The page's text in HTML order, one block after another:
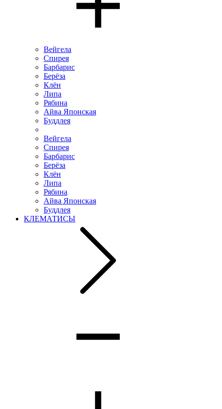
Вейгела
Спирея
Барбарис
Берёза
Клён
Липа
Рябина
Айва Японская
Буддлея
Вейгела
Спирея
Барбарис
Берёза
Клён
Липа
Рябина
Айва Японская
Буддлея
КЛЕМАТИСЫ